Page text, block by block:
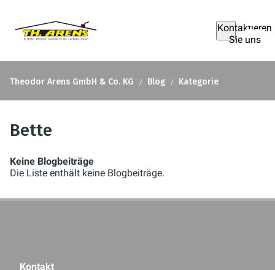
Kontaktieren
Sie uns
Theodor Arens GmbH & Co. KG Blog Kategorie
Bette
Keine Blogbeiträge
Die Liste enthält keine Blogbeiträge.
Kontakt